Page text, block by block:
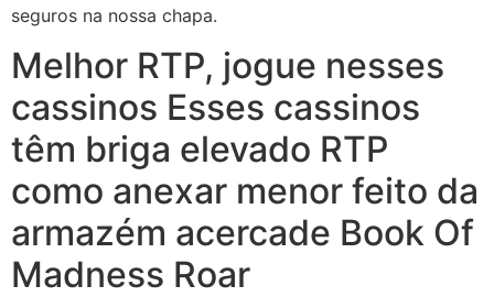
seguros na nossa chapa.
Melhor RTP, jogue nesses
cassinos Esses cassinos
têm briga elevado RTP
como anexar menor feito da
armazém acercade Book Of
Madness Roar